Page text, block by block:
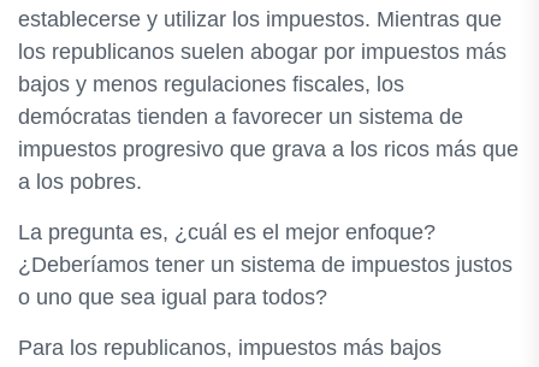
establecerse y utilizar los impuestos. Mientras que
los republicanos suelen abogar por impuestos más
bajos y menos regulaciones fiscales, los
demócratas tienden a favorecer un sistema de
impuestos progresivo que grava a los ricos más que
a los pobres.
La pregunta es, ¿cuál es el mejor enfoque?
¿Deberíamos tener un sistema de impuestos justos
o uno que sea igual para todos?
Para los republicanos, impuestos más bajos